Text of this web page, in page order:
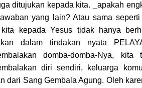
ditujukan kepada kita. _apakah
yang lain? Atau sama
kita kepada Yesus tidak hanya
dalam tindakan nyata
domba-domba-Nya,
diri sendiri, keluarga
dari Sang Gembala Agung. Oleh